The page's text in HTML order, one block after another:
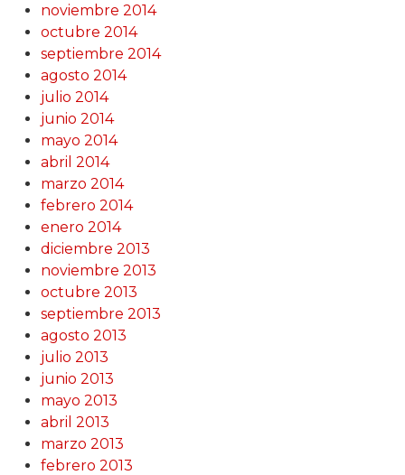
noviembre 2014
octubre 2014
septiembre 2014
agosto 2014
julio 2014
junio 2014
mayo 2014
abril 2014
marzo 2014
febrero 2014
enero 2014
diciembre 2013
noviembre 2013
octubre 2013
septiembre 2013
agosto 2013
julio 2013
junio 2013
mayo 2013
abril 2013
marzo 2013
febrero 2013